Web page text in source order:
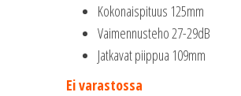
Kokonaispituus 125mm
Vaimennusteho 27-29dB
Jatkavat piippua 109mm
Ei varastossa